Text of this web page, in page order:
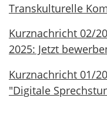
Transkulturelle
Kurznachricht 02/
2025: Jetzt
Kurznachricht 01/
"Digitale